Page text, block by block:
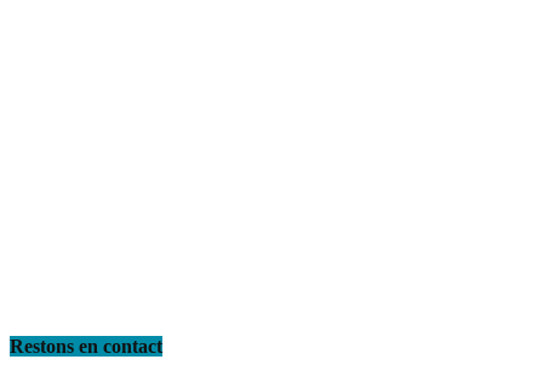
Restons en contact